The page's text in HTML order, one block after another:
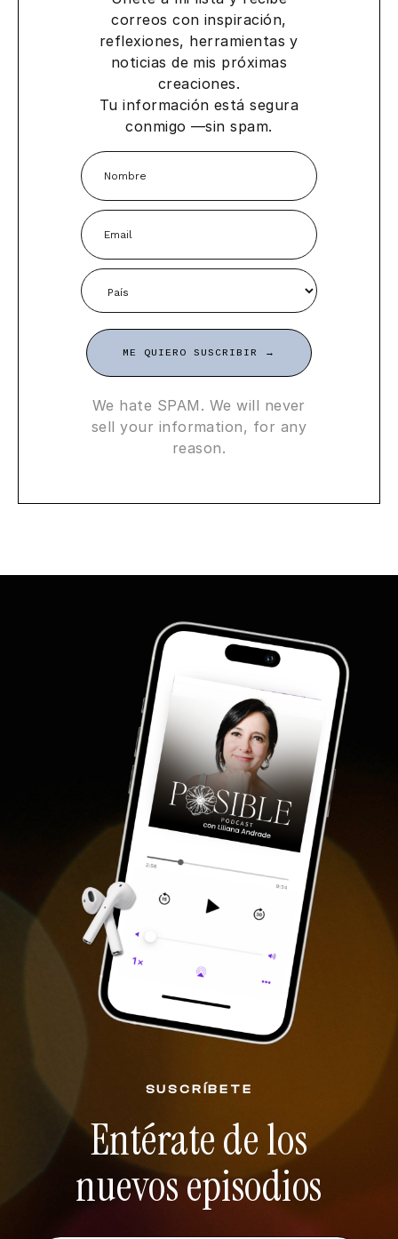
correos con inspiración,
reflexiones, herramientas y
noticias de mis próximas
creaciones.
Tu información está segura
conmigo —sin spam.
ME QUIERO SUSCRIBIR →
We hate SPAM. We will never
sell your information, for any
reason.
SUSCRÍBETE
Entérate de los
nuevos episodios